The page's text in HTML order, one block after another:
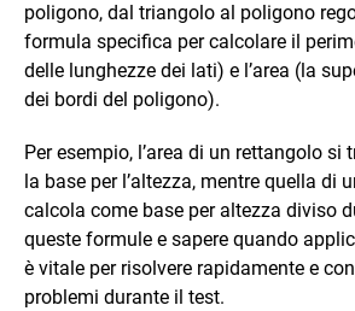
poligono, dal triangolo al poligono
formula specifica per calcolare il
delle lunghezze dei lati) e l’area (la
dei bordi del poligono).
Per esempio, l’area di un rettangolo
la base per l’altezza, mentre quella di
calcola come base per altezza diviso
queste formule e sapere quando
è vitale per risolvere rapidamente e
problemi durante il test.